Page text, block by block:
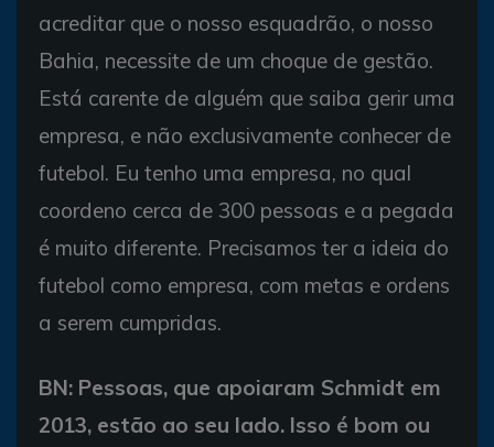
acreditar que o nosso esquadrão, o nosso
Bahia, necessite de um choque de gestão.
Está carente de alguém que saiba gerir uma
empresa, e não exclusivamente conhecer de
futebol. Eu tenho uma empresa, no qual
coordeno cerca de 300 pessoas e a pegada
é muito diferente. Precisamos ter a ideia do
futebol como empresa, com metas e ordens
a serem cumpridas.
BN: Pessoas, que apoiaram Schmidt em
2013, estão ao seu lado. Isso é bom ou